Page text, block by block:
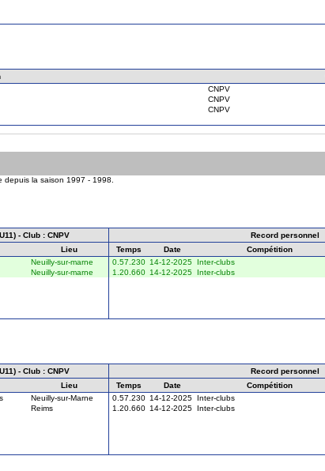
CNPV
CNPV
CNPV
la saison 1997 - 1998.
- Club : CNPV
Record personnel
Lieu Temps Date Compétition
Neuilly-sur-marne 0.57.230 14-12-2025 Inter-clubs
Neuilly-sur-marne 1.20.660 14-12-2025 Inter-clubs
- Club : CNPV
Record personnel
Lieu Temps Date Compétition
Neuilly-sur-Marne 0.57.230 14-12-2025 Inter-clubs
Reims 1.20.660 14-12-2025 Inter-clubs